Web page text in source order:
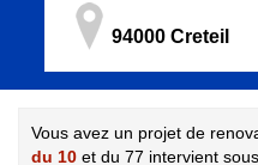
94000 Creteil
Vous avez un projet de
du 10 et du 77 intervient sous